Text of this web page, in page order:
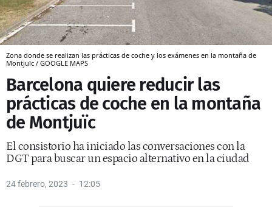
Zona donde se realizan las prácticas de coche y los exámenes en la montaña de
Montjuïc / GOOGLE MAPS
Barcelona quiere reducir las
prácticas de coche en la montaña
de Montjuïc
El consistorio ha iniciado las conversaciones con la
DGT para buscar un espacio alternativo en la ciudad
24 febrero, 2023 12:05